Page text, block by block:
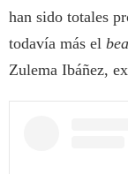
han sido totales
todavía más el
Zulema Ibáñez,